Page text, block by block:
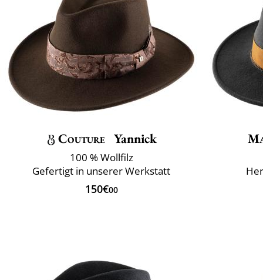
Couture Yannick
100 % Wollfilz
Gefertigt in unserer Werkstatt
150€00